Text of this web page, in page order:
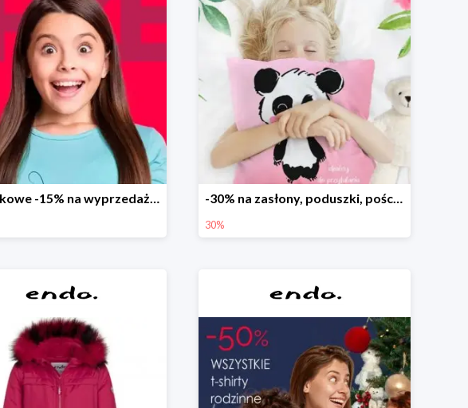
Dodatkowe -15% na wyprzedaż do -70% -30% na zasłony, poduszki, pościele dla dzieci
30%